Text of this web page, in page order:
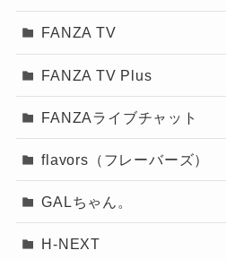
FANZA TV
FANZA TV Plus
FANZAライブチャット
flavors（フレーバーズ）
GALちゃん。
H-NEXT